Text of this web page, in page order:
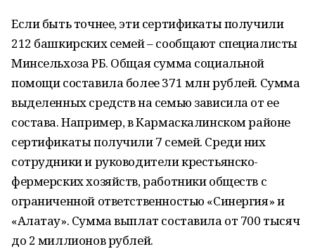
Если быть точнее, эти сертификаты получили
212 башкирских семей – сообщают специалисты
Минсельхоза РБ. Общая сумма социальной
помощи составила более 371 млн рублей. Сумма
выделенных средств на семью зависила от ее
состава. Например, в Кармаскалинском районе
сертификаты получили 7 семей. Среди них
сотрудники и руководители крестьянско-
фермерских хозяйств, работники обществ с
ограниченной ответственностью «Синергия» и
«Алатау». Сумма выплат составила от 700 тысяч
до 2 миллионов рублей.